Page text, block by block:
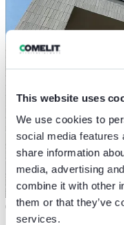
This website uses
We use cookies to
social media features
share information
media, advertising
combine it with other
them or that they’ve
services.
0